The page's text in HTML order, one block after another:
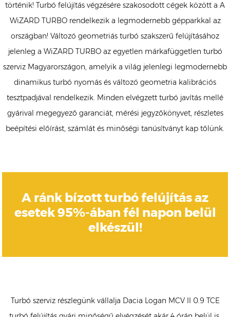
történik! Turbó felújítás végzésére szakosodott cégek között a A
WiZARD TURBO rendelkezik a legmodernebb gépparkkal az
országban! Változó geometriás turbó szakszerű felújításához
jelenleg a WiZARD TURBO az egyetlen márkafüggetlen turbó
szerviz Magyarországon, amelyik a világ jelenlegi legmodernebb
dinamikus turbó nyomás és változó geometria kalibrációs
tesztpadjával rendelkezik. Minden elvégzett turbó javítás mellé
gyárival megegyező garanciát, mérési jegyzőkönyvet, részletes
beépítési előírást, számlát és minőségi tanúsítványt kap tőlünk.
A ránk bízott turbó felújítás az
esetek 95%-ában fél napon belül
elkészül!
Turbó szerviz részlegünk vállalja Dacia Logan MCV II 0.9 TCE